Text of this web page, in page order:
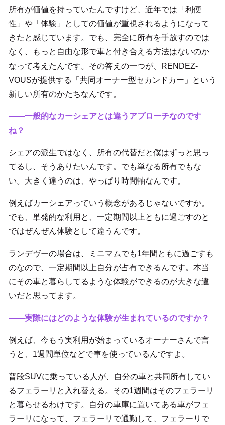
所有が価値を持っていたんですけど、近年では「利便
性」や「体験」としての価値が重視されるようになって
きたと感じています。でも、完全に所有を手放すのでは
なく、もっと自由な形で車と付き合える方法はないのか
なって考えたんです。その答えの一つが、RENDEZ-
VOUSが提供する「共同オーナー型セカンドカー」という
新しい所有のかたちなんです。
――一般的なカーシェアとは違うアプローチなのです
ね？
シェアの派生ではなく、所有の代替だと僕はずっと思っ
てるし、そうありたいんです。でも単なる所有でもな
い。大きく違うのは、やっぱり時間軸なんです。
例えばカーシェアっていう概念があるじゃないですか。
でも、単発的な利用と、一定期間以上ともに過ごすのと
ではぜんぜん体験として違うんです。
ランデヴーの場合は、ミニマムでも1年間ともに過ごすも
のなので、一定期間以上自分が占有できるんです。本当
にその車と暮らしてるような体験ができるのが大きな違
いだと思ってます。
――実際にはどのような体験が生まれているのですか？
例えば、今もう実利用が始まっているオーナーさんで言
うと、1週間単位などで車を使っているんですよ。
普段SUVに乗っている人が、自分の車と共同所有してい
るフェラーリと入れ替える。その1週間はそのフェラーリ
と暮らせるわけです。自分の車庫に置いてある車がフェ
ラーリになって、フェラーリで通勤して、フェラーリで